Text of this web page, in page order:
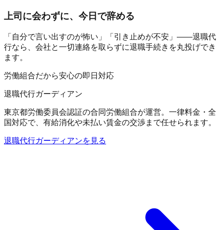
上司に会わずに、今日で辞める
「自分で言い出すのが怖い」「引き止めが不安」——退職代
行なら、会社と一切連絡を取らずに退職手続きを丸投げでき
ます。
労働組合だから安心の即日対応
退職代行ガーディアン
東京都労働委員会認証の合同労働組合が運営。一律料金・全
国対応で、有給消化や未払い賃金の交渉まで任せられます。
退職代行ガーディアンを見る